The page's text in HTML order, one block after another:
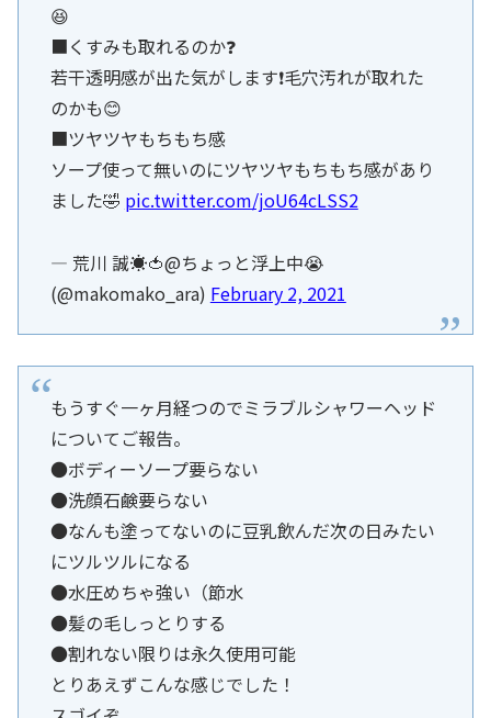
😆
■くすみも取れるのか❓
若干透明感が出た気がします❗毛穴汚れが取れた
のかも😊
■ツヤツヤもちもち感
ソープ使って無いのにツヤツヤもちもち感があり
ました🤣 pic.twitter.com/joU64cLSS2
— 荒川 誠☀🍅@ちょっと浮上中😭
(@makomako_ara) February 2, 2021
もうすぐ一ヶ月経つのでミラブルシャワーヘッド
についてご報告。
●ボディーソープ要らない
●洗顔石鹸要らない
●なんも塗ってないのに豆乳飲んだ次の日みたい
にツルツルになる
●水圧めちゃ強い（節水
●髪の毛しっとりする
●割れない限りは永久使用可能
とりあえずこんな感じでした！